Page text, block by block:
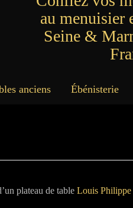
anciens Ébénisterie
plateau de table Louis Philippe